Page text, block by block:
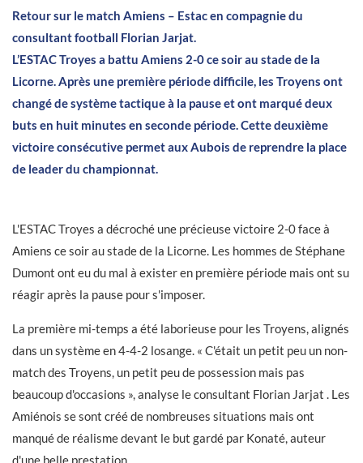
Retour sur le match Amiens – Estac en compagnie du
consultant football Florian Jarjat.
L’ESTAC Troyes a battu Amiens 2-0 ce soir au stade de la
Licorne. Après une première période difficile, les Troyens ont
changé de système tactique à la pause et ont marqué deux
buts en huit minutes en seconde période. Cette deuxième
victoire consécutive permet aux Aubois de reprendre la place
de leader du championnat.
L'ESTAC Troyes a décroché une précieuse victoire 2-0 face à
Amiens ce soir au stade de la Licorne. Les hommes de Stéphane
Dumont ont eu du mal à exister en première période mais ont su
réagir après la pause pour s'imposer.
La première mi-temps a été laborieuse pour les Troyens, alignés
dans un système en 4-4-2 losange. « C'était un petit peu un non-
match des Troyens, un petit peu de possession mais pas
beaucoup d'occasions », analyse le consultant Florian Jarjat . Les
Amiénois se sont créé de nombreuses situations mais ont
manqué de réalisme devant le but gardé par Konaté, auteur
d'une belle prestation.